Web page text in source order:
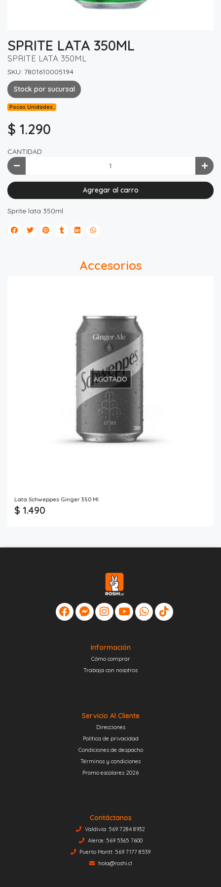
SPRITE LATA 350ML
SPRITE LATA 350ML
SKU: 7801610005194
Stock por sucursal
Pocas Unidades.
$ 1.290
CANTIDAD
Agregar al carro
Sprite lata 350ml
Accesorios
AGOTADO
Lata Schweppes Ginger 350 Ml
$ 1.490
Información
Cómo comprar
Trabaja con nosotros
Servicio Al Cliente
Direcciones
Política de privacidad
Condiciones de despacho
Términos y condiciones
Promo escolares 2026
Contáctanos
Valdivia: 569 7284 8932
Alerce: 569 5365 7600
Puerto Montt: 569 7177 8539
hola@roshi.cl